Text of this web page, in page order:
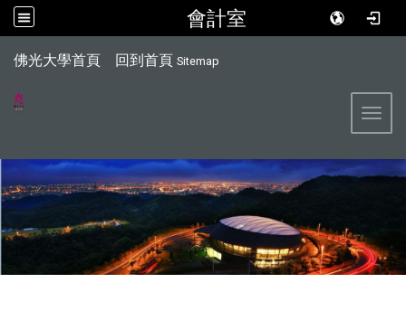
會計室
佛光大學首頁 回到首頁 Sitemap